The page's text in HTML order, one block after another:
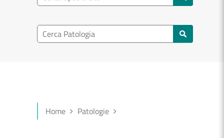
Ricerca nel patologia
Home Patologie